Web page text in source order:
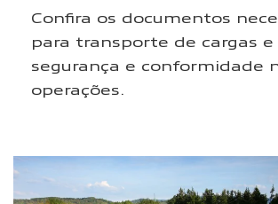
Confira os documentos
para transporte de cargas
segurança e conformidade
operações.